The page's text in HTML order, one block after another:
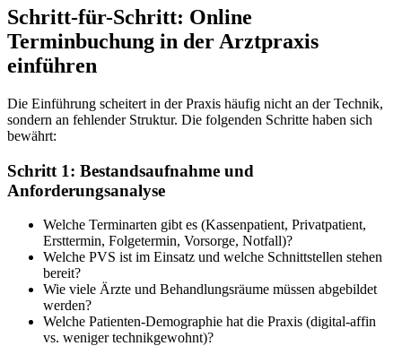
Schritt-für-Schritt: Online
Terminbuchung in der Arztpraxis
einführen
Die Einführung scheitert in der Praxis häufig nicht an der Technik,
sondern an fehlender Struktur. Die folgenden Schritte haben sich
bewährt:
Schritt 1: Bestandsaufnahme und
Anforderungsanalyse
Welche Terminarten gibt es (Kassenpatient, Privatpatient,
Ersttermin, Folgetermin, Vorsorge, Notfall)?
Welche PVS ist im Einsatz und welche Schnittstellen stehen
bereit?
Wie viele Ärzte und Behandlungsräume müssen abgebildet
werden?
Welche Patienten-Demographie hat die Praxis (digital-affin
vs. weniger technikgewohnt)?